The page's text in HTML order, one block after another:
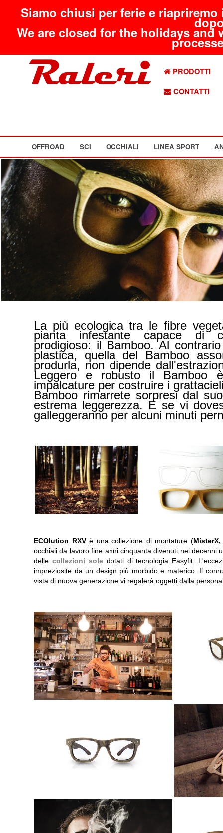
Siamo chiusi per ferie e
We are closed for the holidays
PRODOTTI
CONTATTI
OFFROAD SCI OCCHIALI LINEA SPORT
La più ecologica tra le fibre
pianta infestante capace di
prodigioso: il Bamboo. Al
plastica, quella del Bamboo
produrla, non dipende
Leggero e robusto il Bamboo
impalcature per costruire i
Bamboo rimarrete sorpresi dal
estrema leggerezza. E se vi
galleggeranno per alcuni minuti
ECOlution RXVè una collezione di montature (
occhiali da lavoro fine anni cinquanta divenuti nei decenni
delle collezioni soledotati di tecnologia Easyfit.
impreziosite da un design più morbido e materico. Il
vista di nuova generazione vi regalerà oggetti dalla